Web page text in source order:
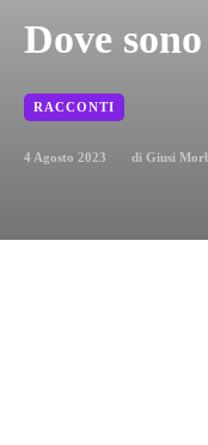
Dove
RACCONTI
4 Agosto 2023 di Giusi